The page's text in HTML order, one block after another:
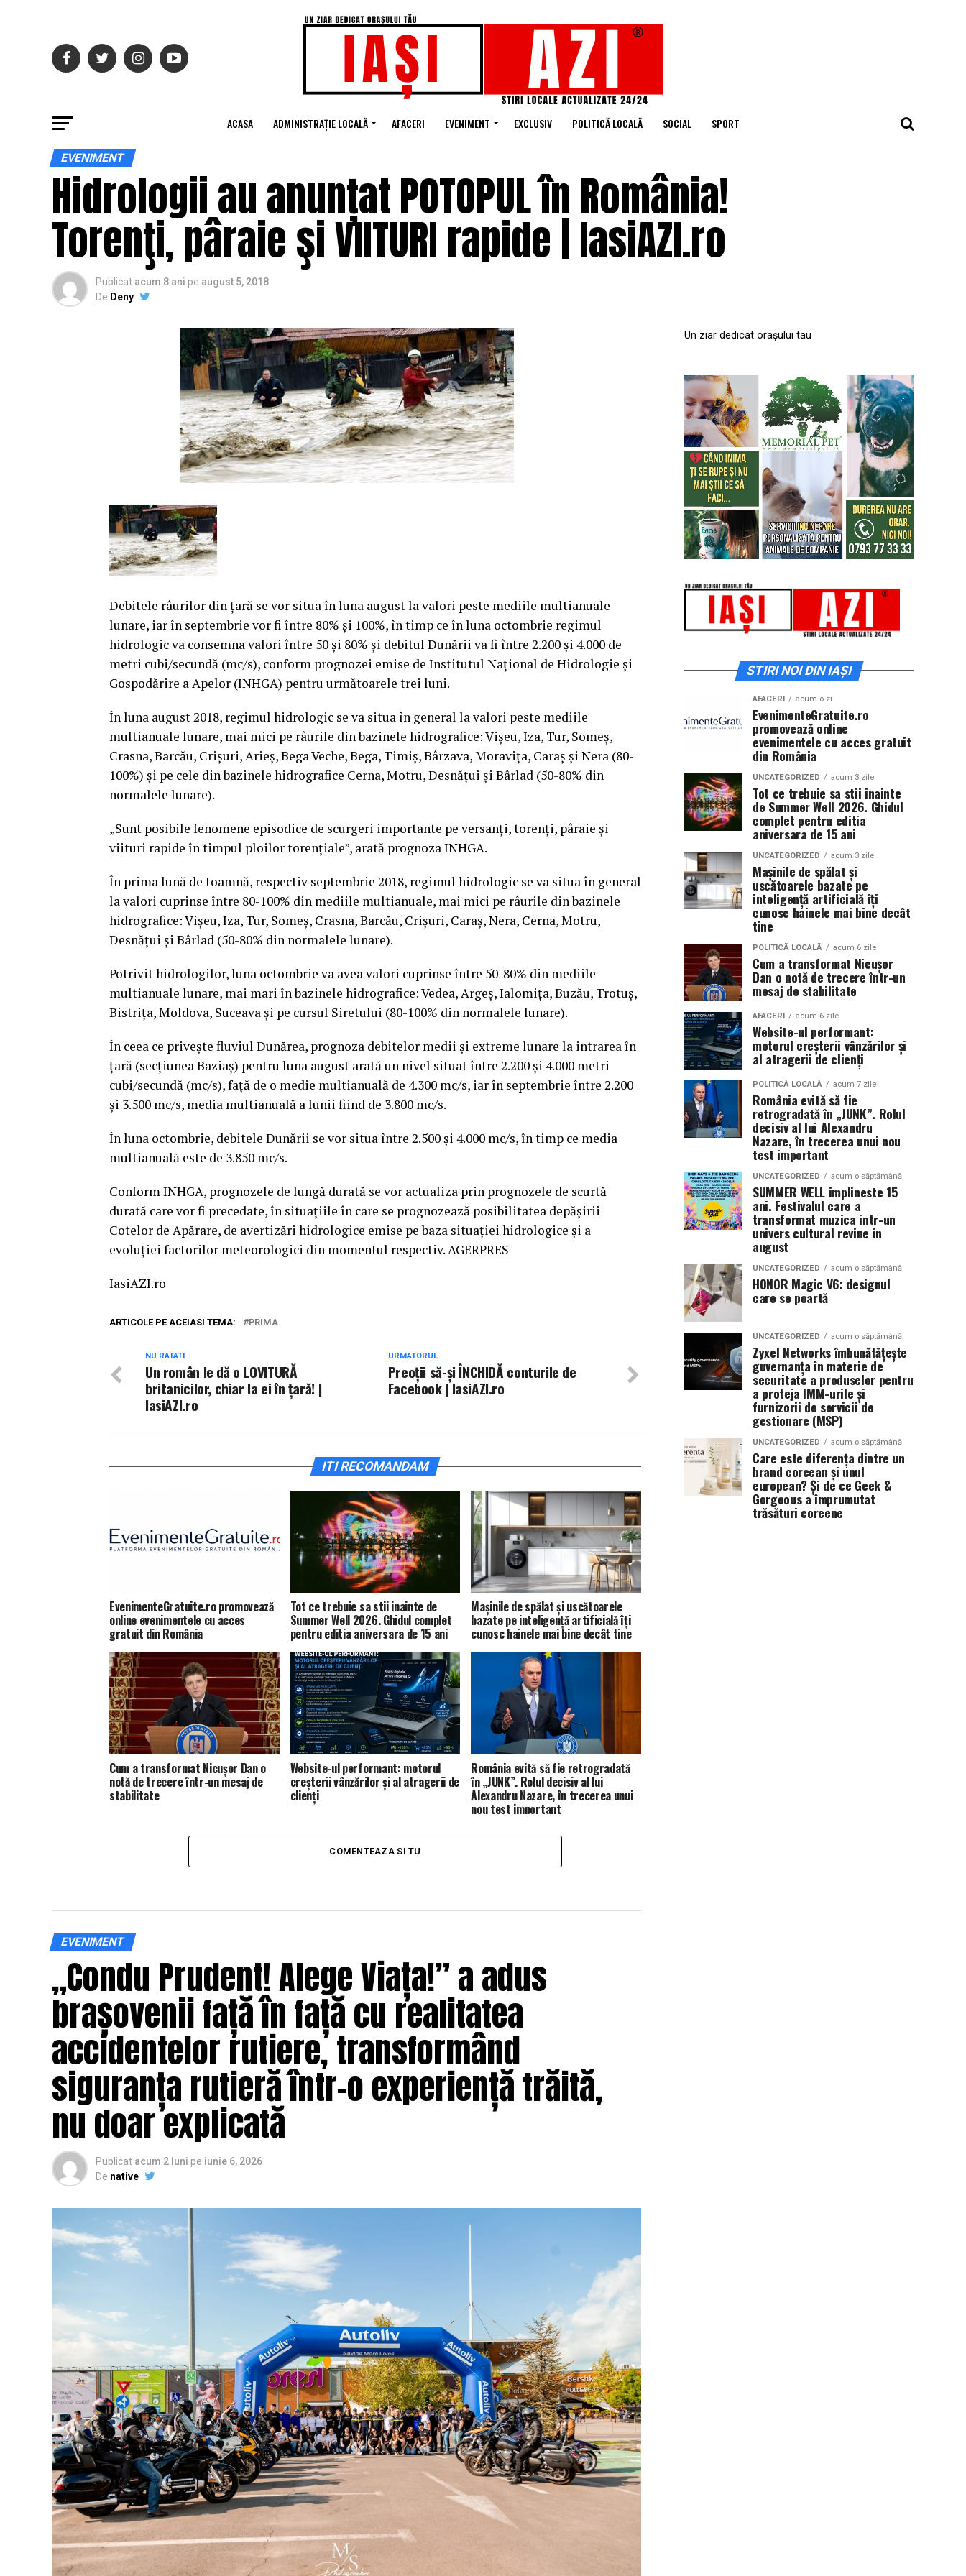
ACASA ADMINISTRAȚIE LOCALĂ AFACERI EVENIMENT EXCLUSIV POLITICĂ LOCALĂ SOCIAL SPORT
EVENIMENT
Hidrologii au anunțat POTOPUL în România!
Torenţi, pâraie şi VIITURI rapide | IasiAZI.ro
Publicat acum 8 ani pe august 5, 2018
De Deny
Debitele râurilor din ţară se vor situa în luna august la valori peste mediile multianuale
lunare, iar în septembrie vor fi între 80% şi 100%, în timp ce în luna octombrie regimul
hidrologic va consemna valori între 50 şi 80% şi debitul Dunării va fi între 2.200 şi 4.000 de
metri cubi/secundă (mc/s), conform prognozei emise de Institutul Naţional de Hidrologie şi
Gospodărire a Apelor (INHGA) pentru următoarele trei luni.
În luna august 2018, regimul hidrologic se va situa în general la valori peste mediile
multianuale lunare, mai mici pe râurile din bazinele hidrografice: Vişeu, Iza, Tur, Someş,
Crasna, Barcău, Crişuri, Arieş, Bega Veche, Bega, Timiş, Bârzava, Moraviţa, Caraş şi Nera (80-
100%) şi pe cele din bazinele hidrografice Cerna, Motru, Desnăţui şi Bârlad (50-80% din
normalele lunare).
„Sunt posibile fenomene episodice de scurgeri importante pe versanţi, torenţi, pâraie şi
viituri rapide în timpul ploilor torenţiale”, arată prognoza INHGA.
În prima lună de toamnă, respectiv septembrie 2018, regimul hidrologic se va situa în general
la valori cuprinse între 80-100% din mediile multianuale, mai mici pe râurile din bazinele
hidrografice: Vişeu, Iza, Tur, Someş, Crasna, Barcău, Crişuri, Caraş, Nera, Cerna, Motru,
Desnăţui şi Bârlad (50-80% din normalele lunare).
Potrivit hidrologilor, luna octombrie va avea valori cuprinse între 50-80% din mediile
multianuale lunare, mai mari în bazinele hidrografice: Vedea, Argeş, Ialomiţa, Buzău, Trotuş,
Bistriţa, Moldova, Suceava şi pe cursul Siretului (80-100% din normalele lunare).
În ceea ce priveşte fluviul Dunărea, prognoza debitelor medii şi extreme lunare la intrarea în
ţară (secţiunea Baziaş) pentru luna august arată un nivel situat între 2.200 şi 4.000 metri
cubi/secundă (mc/s), faţă de o medie multianuală de 4.300 mc/s, iar în septembrie între 2.200
şi 3.500 mc/s, media multianuală a lunii fiind de 3.800 mc/s.
În luna octombrie, debitele Dunării se vor situa între 2.500 şi 4.000 mc/s, în timp ce media
multianuală este de 3.850 mc/s.
Conform INHGA, prognozele de lungă durată se vor actualiza prin prognozele de scurtă
durată care vor fi precedate, în situaţiile în care se prognozează posibilitatea depăşirii
Cotelor de Apărare, de avertizări hidrologice emise pe baza situaţiei hidrologice şi a
evoluţiei factorilor meteorologici din momentul respectiv. AGERPRES
IasiAZI.ro
ARTICOLE PE ACEIASI TEMA: PRIMA
URMATORUL
Preoții să-și ÎNCHIDĂ conturile de
Facebook | IasiAZI.ro
NU RATATI
Un român le dă o LOVITURĂ
britanicilor, chiar la ei în țară! |
IasiAZI.ro
ITI RECOMANDAM
EvenimenteGratuite.ro promovează
online evenimentele cu acces
gratuit din România
Tot ce trebuie sa stii inainte de
Summer Well 2026. Ghidul complet
pentru editia aniversara de 15 ani
Mașinile de spălat și uscătoarele
bazate pe inteligență artificială îți
cunosc hainele mai bine decât tine
Cum a transformat Nicușor Dan o
notă de trecere într-un mesaj de
stabilitate
Website-ul performant: motorul
creșterii vânzărilor și al atragerii de
clienți
România evită să fie retrogradată
în „JUNK”. Rolul decisiv al lui
Alexandru Nazare, în trecerea unui
nou test important
COMENTEAZA SI TU
EVENIMENT
„Condu Prudent! Alege Viața!” a adus
brașovenii față în față cu realitatea
accidentelor rutiere, transformând
siguranța rutieră într-o experiență trăită,
nu doar explicată
Publicat acum 2 luni pe iunie 6, 2026
De native
Un ziar dedicat orașului tau
STIRI NOI DIN IAȘI
AFACERI acum o zi
EvenimenteGratuite.ro
promovează online
evenimentele cu acces gratuit
din România
UNCATEGORIZED acum 3 zile
Tot ce trebuie sa stii inainte
de Summer Well 2026. Ghidul
complet pentru editia
aniversara de 15 ani
UNCATEGORIZED acum 3 zile
Mașinile de spălat și
uscătoarele bazate pe
inteligență artificială îți
cunosc hainele mai bine decât
tine
POLITICĂ LOCALĂ acum 6 zile
Cum a transformat Nicușor
Dan o notă de trecere într-un
mesaj de stabilitate
AFACERI acum 6 zile
Website-ul performant:
motorul creșterii vânzărilor și
al atragerii de clienți
POLITICĂ LOCALĂ acum 7 zile
România evită să fie
retrogradată în „JUNK”. Rolul
decisiv al lui Alexandru
Nazare, în trecerea unui nou
test important
UNCATEGORIZED acum o săptămână
SUMMER WELL implineste 15
ani. Festivalul care a
transformat muzica intr-un
univers cultural revine in
august
UNCATEGORIZED acum o săptămână
HONOR Magic V6: designul
care se poartă
UNCATEGORIZED acum o săptămână
Zyxel Networks îmbunătățește
guvernanța în materie de
securitate a produselor pentru
a proteja IMM-urile și
furnizorii de servicii de
gestionare (MSP)
UNCATEGORIZED acum o săptămână
Care este diferența dintre un
brand coreean și unul
european? Și de ce Geek &
Gorgeous a împrumutat
trăsături coreene